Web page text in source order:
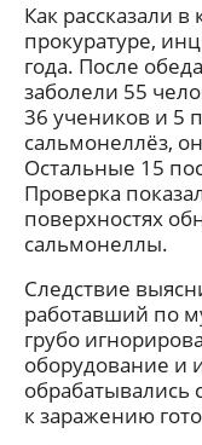
Как рассказали
прокуратуре,
года. После
заболели 55
36 учеников и 5
сальмонеллёз,
Остальные 15
Проверка
поверхностях
сальмонеллы.
Следствие
работавший по
грубо
оборудование и
к заражению